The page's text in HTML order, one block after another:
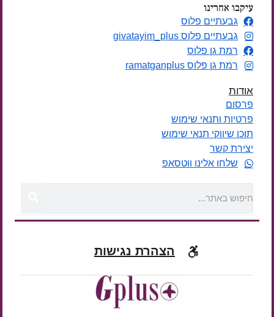
עיקבו אחרינו
גבעתיים פלוס
גבעתיים פלוס givatayim_plus
רמת גן פלוס
רמת גן פלוס ramatganplus
אודות
פרסום
פרטיות ותנאי שימוש
תוכן שיווקי תנאי שימוש
יצירת קשר
שלחו אלינו ווטסאפ
הצהרת נגישות